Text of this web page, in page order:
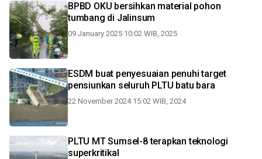
BPBD OKU bersihkan material pohon
tumbang di Jalinsum
09 January 2025 10:02 WIB, 2025
ESDM buat penyesuaian penuhi target
pensiunkan seluruh PLTU batu bara
22 November 2024 15:02 WIB, 2024
PLTU MT Sumsel-8 terapkan teknologi
superkritikal